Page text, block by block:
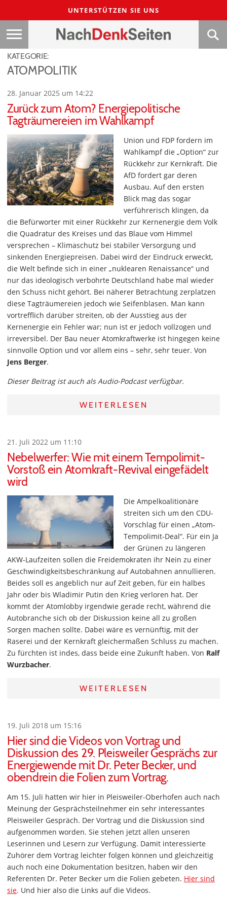
UNTERSTÜTZEN SIE UNS
KATEGORIE:
ATOMPOLITIK
28. Januar 2025 um 14:22
Zurück zum Atom? Energiepolitische
Tagträumereien im Wahlkampf
Union und FDP fordern im
Wahlkampf die „Option“ zur
Rückkehr zur Kernkraft. Die
AfD fordert gar deren
Ausbau. Auf den ersten
Blick mag das sogar
verführerisch klingen, da
die Befürworter mit einer Rückkehr zur Kernenergie dem Volk
die Quadratur des Kreises und das Blaue vom Himmel
versprechen – Klimaschutz bei stabiler Versorgung und
sinkenden Energiepreisen. Dabei wird der Eindruck erweckt,
die Welt befinde sich in einer „nuklearen Renaissance“ und
nur das ideologisch verbohrte Deutschland habe mal wieder
den Schuss nicht gehört. Bei näherer Betrachtung zerplatzen
diese Tagträumereien jedoch wie Seifenblasen. Man kann
vortrefflich darüber streiten, ob der Ausstieg aus der
Kernenergie ein Fehler war; nun ist er jedoch vollzogen und
irreversibel. Der Bau neuer Atomkraftwerke ist hingegen keine
sinnvolle Option und vor allem eins – sehr, sehr teuer. Von
Jens Berger.
Dieser Beitrag ist auch als Audio-Podcast verfügbar.
WEITERLESEN
21. Juli 2022 um 11:10
Nebelwerfer: Wie mit einem Tempolimit-
Vorstoß ein Atomkraft-Revival eingefädelt
wird
Die Ampelkoalitionäre
streiten sich um den CDU-
Vorschlag für einen „Atom-
Tempolimit-Deal“. Für ein Ja
der Grünen zu längeren
AKW-Laufzeiten sollen die Freidemokraten ihr Nein zu einer
Geschwindigkeitsbeschränkung auf Autobahnen annullieren.
Beides soll es angeblich nur auf Zeit geben, für ein halbes
Jahr oder bis Wladimir Putin den Krieg verloren hat. Der
kommt der Atomlobby irgendwie gerade recht, während die
Autobranche sich ob der Diskussion keine all zu großen
Sorgen machen sollte. Dabei wäre es vernünftig, mit der
Raserei und der Kernkraft gleichermaßen Schluss zu machen.
Zu fürchten ist indes, dass beide eine Zukunft haben. Von Ralf
Wurzbacher.
WEITERLESEN
19. Juli 2018 um 15:16
Hier sind die Videos von Vortrag und
Diskussion des 29. Pleisweiler Gesprächs zur
Energiewende mit Dr. Peter Becker, und
obendrein die Folien zum Vortrag.
Am 15. Juli hatten wir hier in Pleisweiler-Oberhofen auch nach
Meinung der Gesprächsteilnehmer ein sehr interessantes
Pleisweiler Gespräch. Der Vortrag und die Diskussion sind
aufgenommen worden. Sie stehen jetzt allen unseren
Leserinnen und Lesern zur Verfügung. Damit interessierte
Zuhörer dem Vortrag leichter folgen können und gleichzeitig
auch noch eine Dokumentation besitzen, haben wir den
Referenten Dr. Peter Becker um die Folien gebeten. Hier sind
sie. Und hier also die Links auf die Videos.